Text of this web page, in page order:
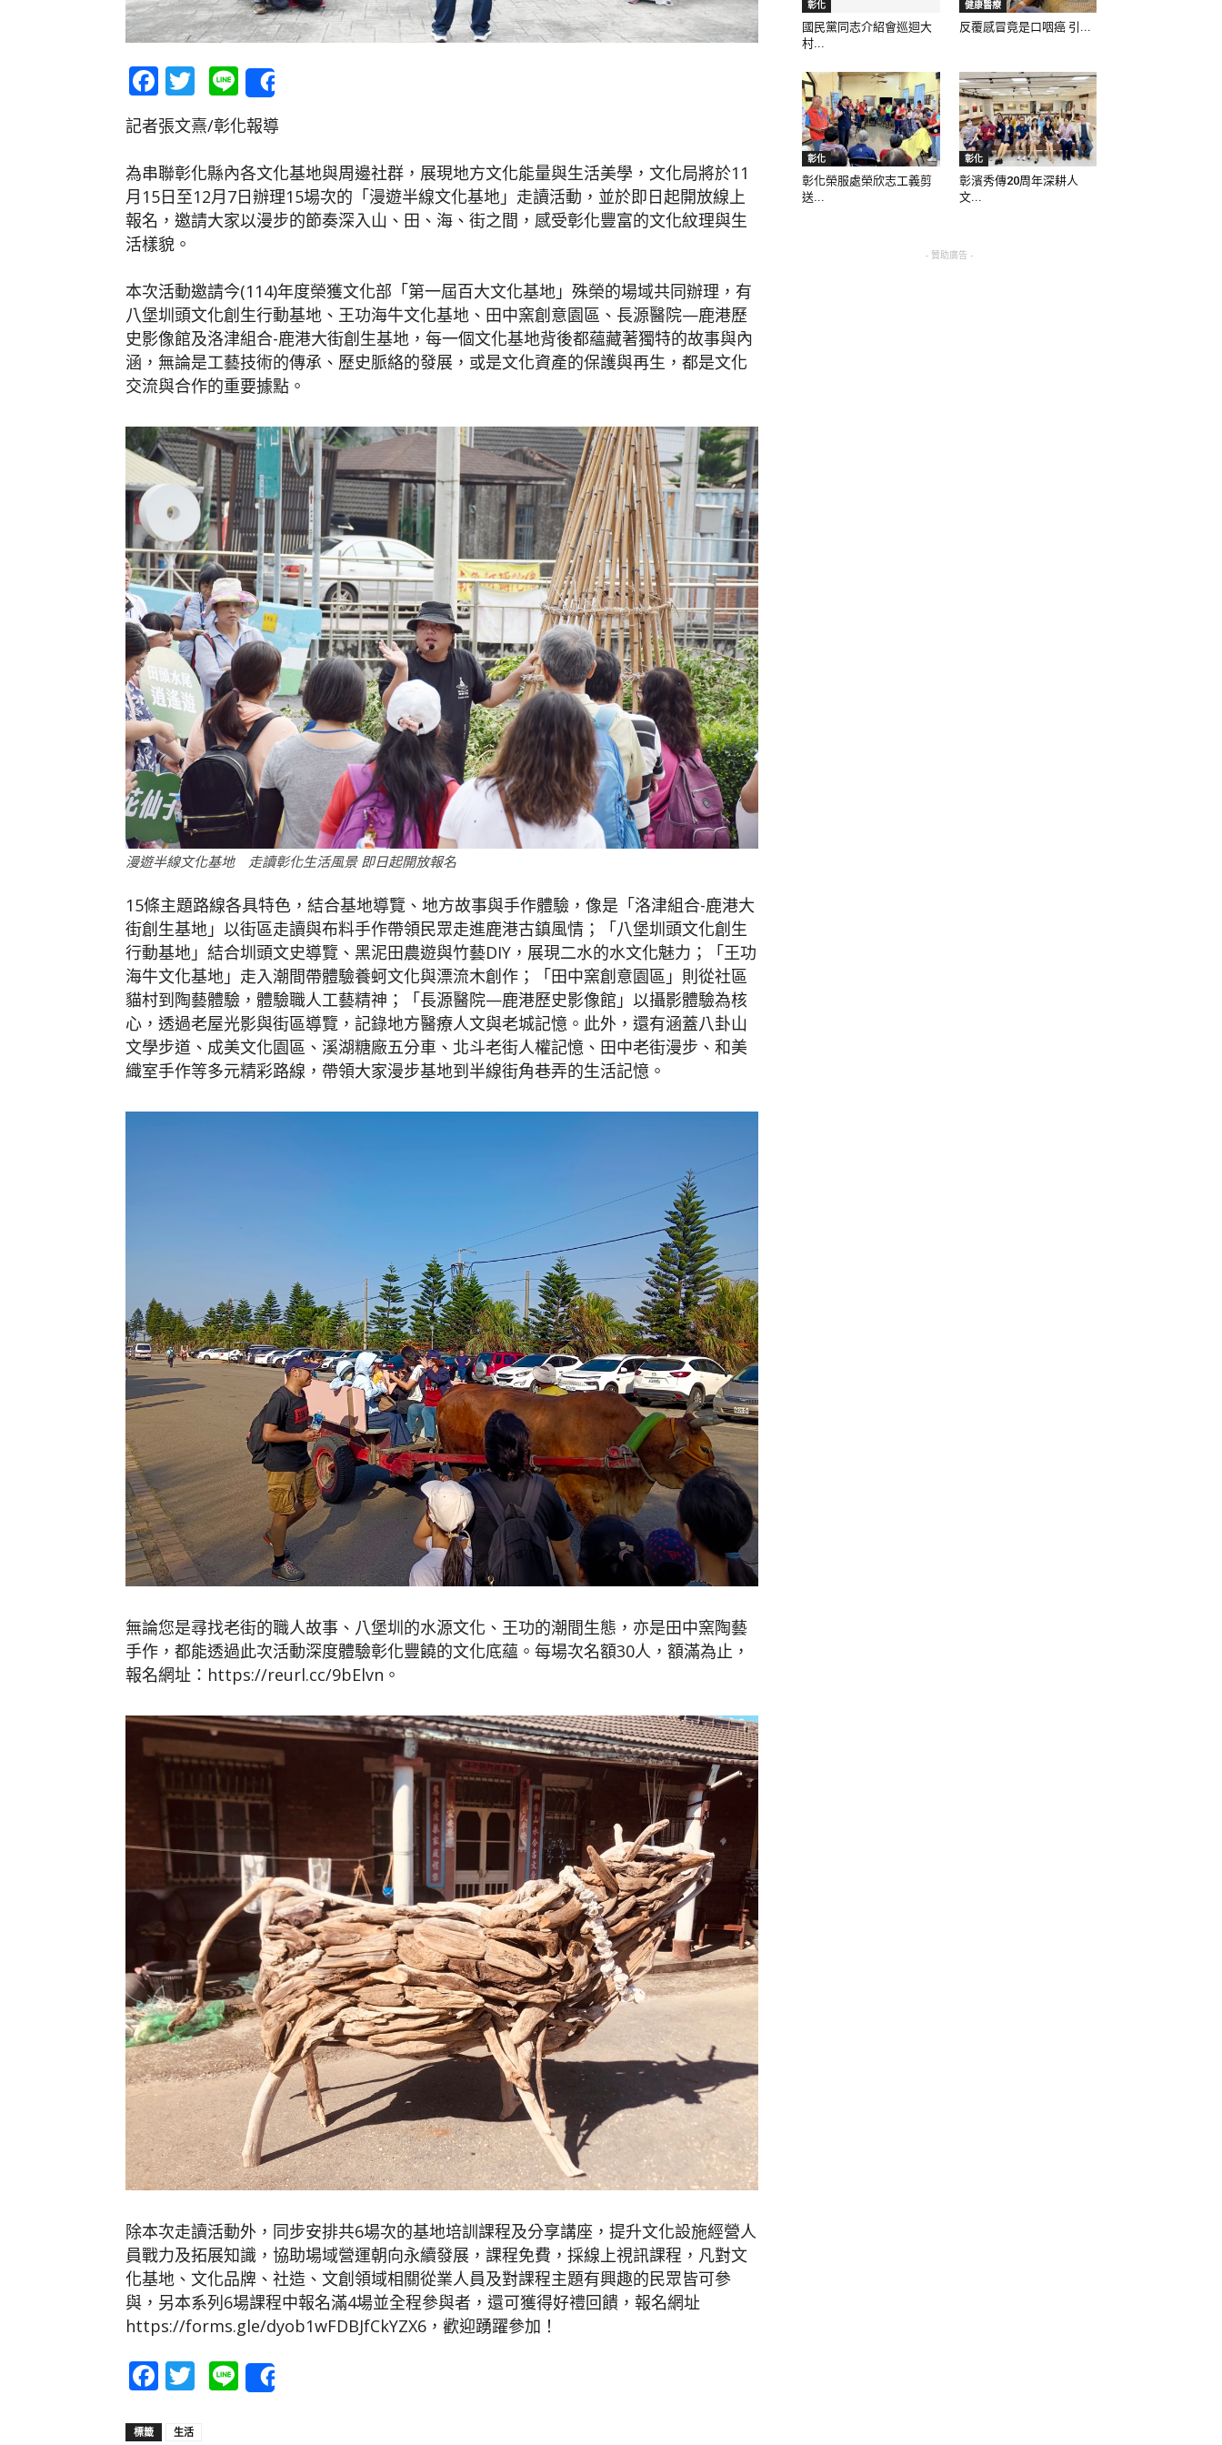
網
Facebook
Twitter
Line
記者張文熹/彰化報導
為串聯彰化縣內各文化基地與周邊社群，展現地方文化能量與生活美學，文化局將於11
月15日至12月7日辦理15場次的「漫遊半線文化基地」走讀活動，並於即日起開放線上
報名，邀請大家以漫步的節奏深入山、田、海、街之間，感受彰化豐富的文化紋理與生
活樣貌。
本次活動邀請今(114)年度榮獲文化部「第一屆百大文化基地」殊榮的場域共同辦理，有
八堡圳頭文化創生行動基地、王功海牛文化基地、田中窯創意園區、長源醫院—鹿港歷
史影像館及洛津組合-鹿港大街創生基地，每一個文化基地背後都蘊藏著獨特的故事與內
涵，無論是工藝技術的傳承、歷史脈絡的發展，或是文化資產的保護與再生，都是文化
交流與合作的重要據點。
漫遊半線文化基地 走讀彰化生活風景 即日起開放報名
15條主題路線各具特色，結合基地導覽、地方故事與手作體驗，像是「洛津組合-鹿港大
街創生基地」以街區走讀與布料手作帶領民眾走進鹿港古鎮風情；「八堡圳頭文化創生
行動基地」結合圳頭文史導覽、黑泥田農遊與竹藝DIY，展現二水的水文化魅力；「王功
海牛文化基地」走入潮間帶體驗養蚵文化與漂流木創作；「田中窯創意園區」則從社區
貓村到陶藝體驗，體驗職人工藝精神；「長源醫院—鹿港歷史影像館」以攝影體驗為核
心，透過老屋光影與街區導覽，記錄地方醫療人文與老城記憶。此外，還有涵蓋八卦山
文學步道、成美文化園區、溪湖糖廠五分車、北斗老街人權記憶、田中老街漫步、和美
織室手作等多元精彩路線，帶領大家漫步基地到半線街角巷弄的生活記憶。
無論您是尋找老街的職人故事、八堡圳的水源文化、王功的潮間生態，亦是田中窯陶藝
手作，都能透過此次活動深度體驗彰化豐饒的文化底蘊。每場次名額30人，額滿為止，
報名網址：https://reurl.cc/9bElvn。
除本次走讀活動外，同步安排共6場次的基地培訓課程及分享講座，提升文化設施經營人
員戰力及拓展知識，協助場域營運朝向永續發展，課程免費，採線上視訊課程，凡對文
化基地、文化品牌、社造、文創領域相關從業人員及對課程主題有興趣的民眾皆可參
與，另本系列6場課程中報名滿4場並全程參與者，還可獲得好禮回饋，報名網址
https://forms.gle/dyob1wFDBJfCkYZX6，歡迎踴躍參加！
Facebook
Twitter
Line
標籤 生活
彰化
國民黨同志介紹會巡迴大
村...
健康醫療
反覆感冒竟是口咽癌 引...
彰化
彰化榮服處榮欣志工義剪
送...
彰化
彰濱秀傳20周年深耕人
文...
- 贊助廣告 -